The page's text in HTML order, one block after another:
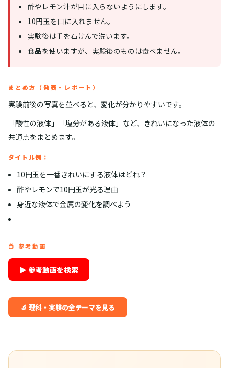
酢やレモン汁が目に入らないようにします。
10円玉を口に入れません。
実験後は手を石けんで洗います。
食品を使いますが、実験後のものは食べません。
まとめ方（発表・レポート）
実験前後の写真を並べると、変化が分かりやすいです。
「酸性の液体」「塩分がある液体」など、きれいになった液体の
共通点をまとめます。
タイトル例：
10円玉を一番きれいにする液体はどれ？
酢やレモンで10円玉が光る理由
身近な液体で金属の変化を調べよう
📺 参考動画
▶ 参考動画を検索
🔬 理科・実験の全テーマを見る